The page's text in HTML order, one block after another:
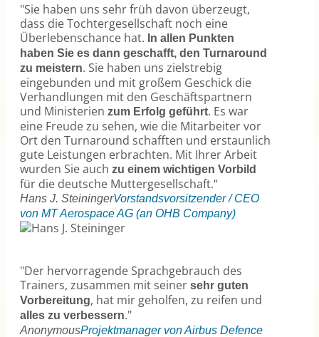
"Sie haben uns sehr früh davon überzeugt,
dass die Tochtergesellschaft noch eine
Überlebenschance hat. In allen Punkten
haben Sie es dann geschafft, den Turnaround
zu meistern. Sie haben uns zielstrebig
eingebunden und mit großem Geschick die
Verhandlungen mit den Geschäftspartnern
und Ministerien zum Erfolg geführt. Es war
eine Freude zu sehen, wie die Mitarbeiter vor
Ort den Turnaround schafften und erstaunlich
gute Leistungen erbrachten. Mit Ihrer Arbeit
wurden Sie auch zu einem wichtigen Vorbild
für die deutsche Muttergesellschaft.“
Hans J. SteiningerVorstandsvorsitzender / CEO
von MT Aerospace AG (an OHB Company)
"Der hervorragende Sprachgebrauch des
Trainers, zusammen mit seiner sehr guten
Vorbereitung, hat mir geholfen, zu reifen und
alles zu verbessern."
AnonymousProjektmanager von Airbus Defence